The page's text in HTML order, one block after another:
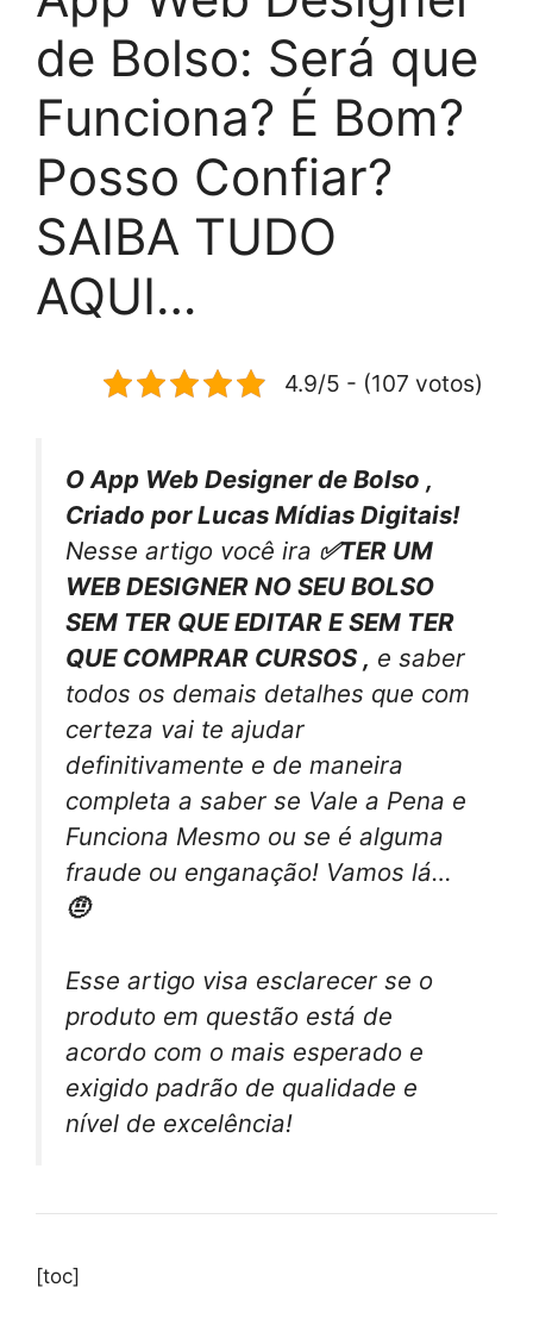
de Bolso: Será que
Funciona? É Bom?
Posso Confiar?
SAIBA TUDO
AQUI…
4.9/5 - (107 votos)
O App Web Designer de Bolso ,
Criado por Lucas Mídias Digitais!
Nesse artigo você ira ✅TER UM
WEB DESIGNER NO SEU BOLSO
SEM TER QUE EDITAR E SEM TER
QUE COMPRAR CURSOS , e saber
todos os demais detalhes que com
certeza vai te ajudar
definitivamente e de maneira
completa a saber se Vale a Pena e
Funciona Mesmo ou se é alguma
fraude ou enganação! Vamos lá…
🤨
Esse artigo visa esclarecer se o
produto em questão está de
acordo com o mais esperado e
exigido padrão de qualidade e
nível de excelência!
[toc]